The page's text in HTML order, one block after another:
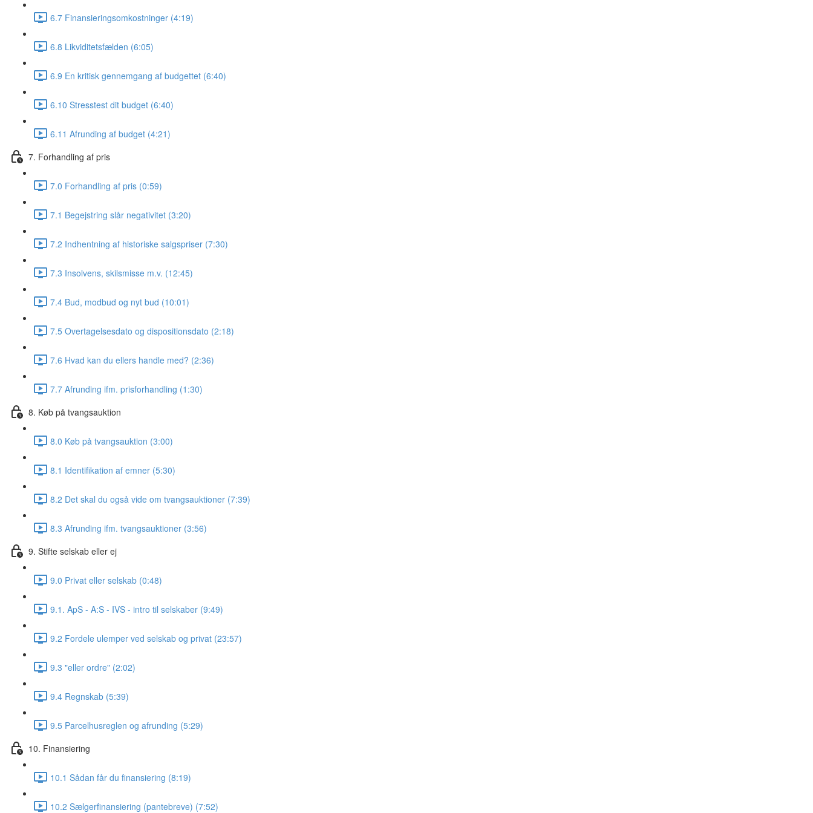
6.7 Finansieringsomkostninger (4:19)
6.8 Likviditetsfælden (6:05)
6.9 En kritisk gennemgang af budgettet (6:40)
6.10 Stresstest dit budget (6:40)
6.11 Afrunding af budget (4:21)
7. Forhandling af pris
7.0 Forhandling af pris (0:59)
7.1 Begejstring slår negativitet (3:20)
7.2 Indhentning af historiske salgspriser (7:30)
7.3 Insolvens, skilsmisse m.v. (12:45)
7.4 Bud, modbud og nyt bud (10:01)
7.5 Overtagelsesdato og dispositionsdato (2:18)
7.6 Hvad kan du ellers handle med? (2:36)
7.7 Afrunding ifm. prisforhandling (1:30)
8. Køb på tvangsauktion
8.0 Køb på tvangsauktion (3:00)
8.1 Identifikation af emner (5:30)
8.2 Det skal du også vide om tvangsauktioner (7:39)
8.3 Afrunding ifm. tvangsauktioner (3:56)
9. Stifte selskab eller ej
9.0 Privat eller selskab (0:48)
9.1. ApS - A:S - IVS - intro til selskaber (9:49)
9.2 Fordele ulemper ved selskab og privat (23:57)
9.3 "eller ordre" (2:02)
9.4 Regnskab (5:39)
9.5 Parcelhusreglen og afrunding (5:29)
10. Finansiering
10.1 Sådan får du finansiering (8:19)
10.2 Sælgerfinansiering (pantebreve) (7:52)